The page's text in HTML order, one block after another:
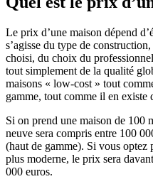
Le prix d’une maison dépend
s’agisse du type de
choisi, du choix du
tout simplement de la qualité
maisons « low-cost » tout
gamme, tout comme il en existe
Si on prend une maison de 100
neuve sera compris entre 100
(haut de gamme). Si vous optez
plus moderne, le prix sera
000 euros.